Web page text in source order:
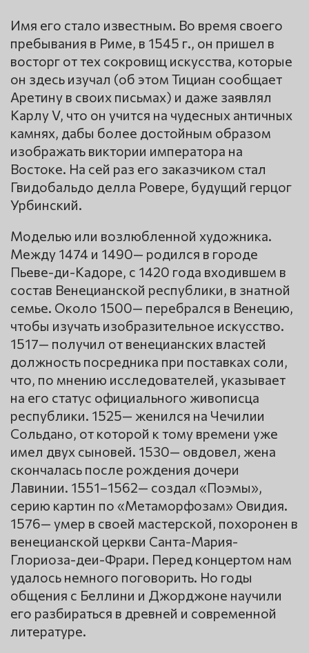
Имя его стало известным. Во время своего
пребывания в Риме, в 1545 г., он пришел в
восторг от тех сокровищ искусства, которые
он здесь изучал (об этом Тициан сообщает
Аретину в своих письмах) и даже заявлял
Карлу V, что он учится на чудесных античных
камнях, дабы более достойным образом
изображать виктории императора на
Востоке. На сей раз его заказчиком стал
Гвидобальдо делла Ровере, будущий герцог
Урбинский.
Моделью или возлюбленной художника.
Между 1474 и 1490— родился в городе
Пьеве-ди-Кадоре, с 1420 года входившем в
состав Венецианской республики, в знатной
семье. Около 1500— перебрался в Венецию,
чтобы изучать изобразительное искусство.
1517— получил от венецианских властей
должность посредника при поставках соли,
что, по мнению исследователей, указывает
на его статус официального живописца
республики. 1525— женился на Чечилии
Сольдано, от которой к тому времени уже
имел двух сыновей. 1530— овдовел, жена
скончалась после рождения дочери
Лавинии. 1551–1562— создал «Поэмы»,
серию картин по «Метаморфозам» Овидия.
1576— умер в своей мастерской, похоронен в
венецианской церкви Санта-Мария-
Глориоза-деи-Фрари. Перед концертом нам
удалось немного поговорить. Но годы
общения с Беллини и Джорджоне научили
его разбираться в древней и современной
литературе.